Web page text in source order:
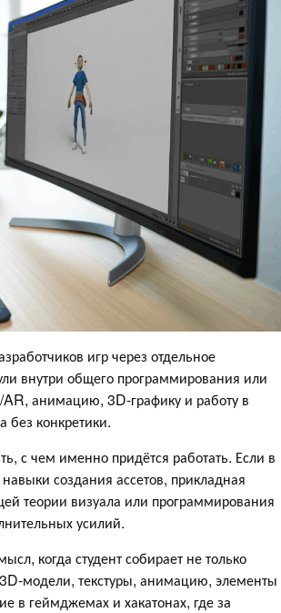
игр через отдельное
внутри общего программирования или
анимацию, 3D-графику и работу в
конкретики.
с чем именно придётся работать. Если в
создания ассетов, прикладная
теории визуала или программирования
усилий.
когда студент собирает не только
модели, текстуры, анимацию, элементы
в геймджемах и хакатонах, где за